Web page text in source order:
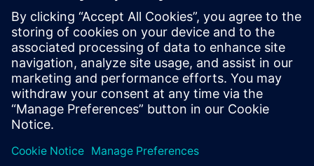
果、効率の最適化、リスクの軽減、機械の長期的な信頼性
向上を達成できます。
設計、シミュレーション、テストの統合が産業機械の設計
をいかに変革させるか、詳しくは無料のインフォグラフィ
ックをダウンロードしてご確認ください。
共有